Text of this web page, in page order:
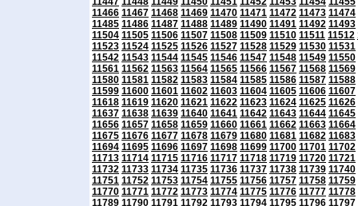
11466 11467 11468 11469 11470 11471 11472 11473 11474
11485 11486 11487 11488 11489 11490 11491 11492 11493
11504 11505 11506 11507 11508 11509 11510 11511 11512
11523 11524 11525 11526 11527 11528 11529 11530 11531
11542 11543 11544 11545 11546 11547 11548 11549 11550
11561 11562 11563 11564 11565 11566 11567 11568 11569
11580 11581 11582 11583 11584 11585 11586 11587 11588
11599 11600 11601 11602 11603 11604 11605 11606 11607
11618 11619 11620 11621 11622 11623 11624 11625 11626
11637 11638 11639 11640 11641 11642 11643 11644 11645
11656 11657 11658 11659 11660 11661 11662 11663 11664
11675 11676 11677 11678 11679 11680 11681 11682 11683
11694 11695 11696 11697 11698 11699 11700 11701 11702
11713 11714 11715 11716 11717 11718 11719 11720 11721
11732 11733 11734 11735 11736 11737 11738 11739 11740
11751 11752 11753 11754 11755 11756 11757 11758 11759
11770 11771 11772 11773 11774 11775 11776 11777 11778
11789 11790 11791 11792 11793 11794 11795 11796 11797